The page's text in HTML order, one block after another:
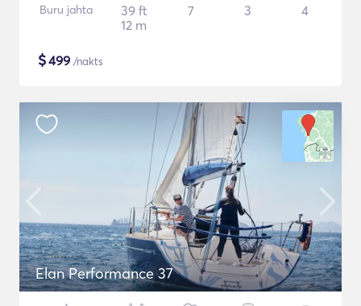
Buru jahta
39 ft
12 m
7 3 4
$499 /nakts
Elan Performance 37